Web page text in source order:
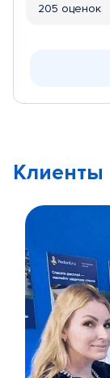
205 оценок
Клиенты